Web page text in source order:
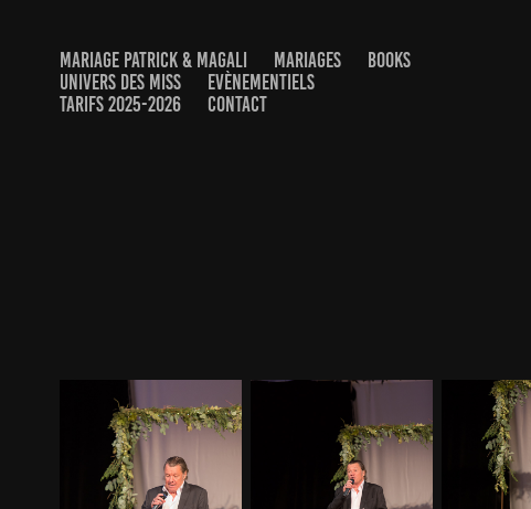
MARIAGE PATRICK & MAGALI MARIAGES
BOOKS
UNIVERS DES MISS
EVÈNEMENTIELS
TARIFS 2025-2026
CONTACT